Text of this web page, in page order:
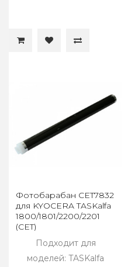
Фотобарабан CET7832
для KYOCERA TASKalfa
1800/1801/2200/2201
(CET)
Подходит для
моделей: TASKalfa